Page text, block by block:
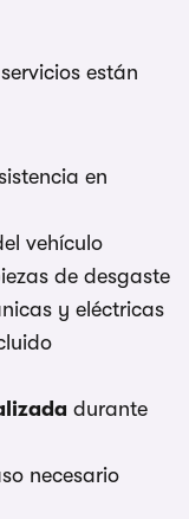
están
en
vehículo
de desgaste
y eléctricas
durante
necesario